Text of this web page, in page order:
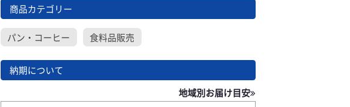
商品カテゴリー
パン・コーヒー 食料品販売
納期について
地域別お届け目安